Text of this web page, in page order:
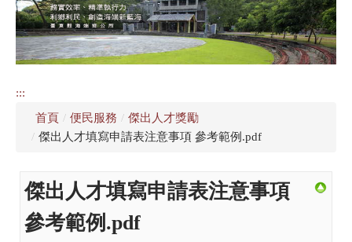
認識海端
公所介紹
資訊公開專區
:::
首頁 / 便民服務 / 傑出人才獎勵
/ 傑出人才填寫申請表注意事項 參考範例.pdf
傑出人才填寫申請表注意事項
參考範例.pdf